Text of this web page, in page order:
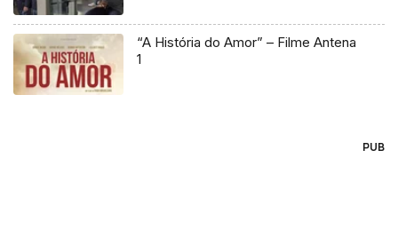
“A História do Amor” – Filme Antena
1
PUB